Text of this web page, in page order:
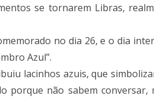
se tornarem Libras,
no dia 26, e o dia
Azul”.
lacinhos azuis, que
não sabem conversar,